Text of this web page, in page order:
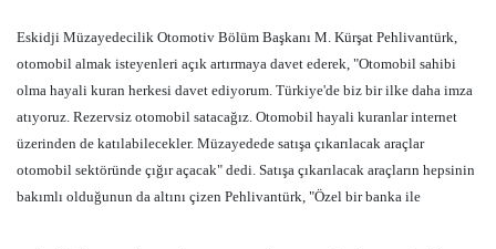
Eskidji Müzayedecilik Otomotiv Bölüm Başkanı M. Kürşat Pehlivantürk,
otomobil almak isteyenleri açık artırmaya davet ederek, "Otomobil sahibi
olma hayali kuran herkesi davet ediyorum. Türkiye'de biz bir ilke daha imza
atıyoruz. Rezervsiz otomobil satacağız. Otomobil hayali kuranlar internet
üzerinden de katılabilecekler. Müzayedede satışa çıkarılacak araçlar
otomobil sektöründe çığır açacak" dedi. Satışa çıkarılacak araçların hepsinin
bakımlı olduğunun da altını çizen Pehlivantürk, "Özel bir banka ile